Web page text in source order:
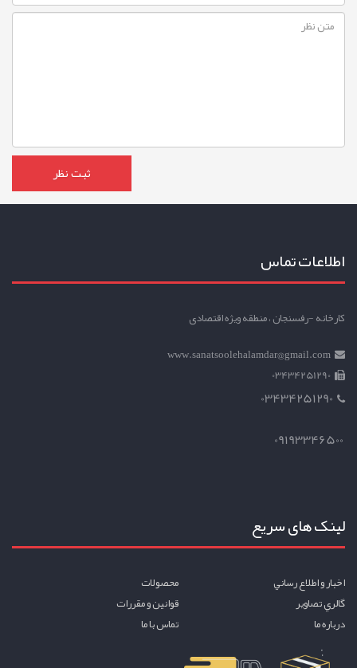
اطلاعات تماس
کارخانه -رفسنجان ، منطقه ویژه اقتصادی
www.sanatsoolehalamdar@gmail.com
03434251290
03434251290
09193346500
لینک های سریع
اخبار و اطلاع رساني
محصولات
گالري تصاوير
قوانين و مقررات
درباره ما
تماس با ما